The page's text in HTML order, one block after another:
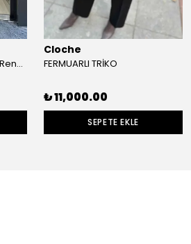
Selanik Örgü Detaylı Düz Renk Hırka
Cloche
FERMUARLI TRİKO
₺ 11,000.00
SEPETE EKLE